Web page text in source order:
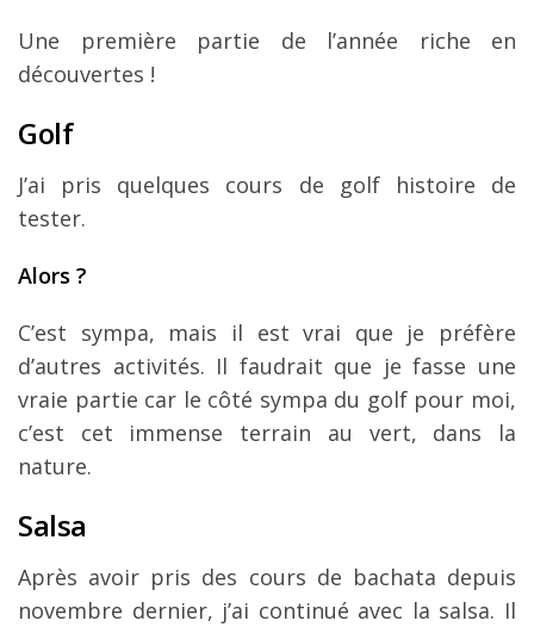
Une première partie de l’année riche en
découvertes !
Golf
J’ai pris quelques cours de golf histoire de
tester.
Alors ?
C’est sympa, mais il est vrai que je préfère
d’autres activités. Il faudrait que je fasse une
vraie partie car le côté sympa du golf pour moi,
c’est cet immense terrain au vert, dans la
nature.
Salsa
Après avoir pris des cours de bachata depuis
novembre dernier, j’ai continué avec la salsa. Il